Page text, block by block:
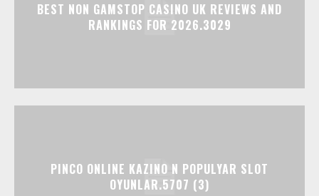
BEST NON GAMSTOP CASINO UK REVIEWS AND
RANKINGS FOR 2026.3029
PINCO ONLINE KAZINO N POPULYAR SLOT
OYUNLAR.5707 (3)